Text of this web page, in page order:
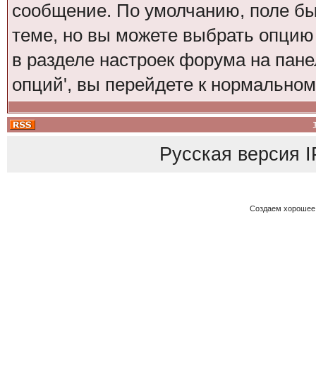
сообщение. По умолчанию, поле
теме, но вы можете выбрать опцию
в разделе настроек форума на
опций', вы перейдете к
Русская версия
Создаем